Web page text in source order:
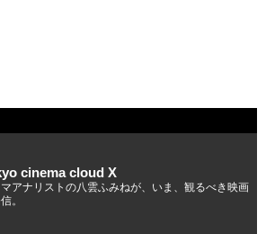
cinema cloud X
アナリストの八雲ふみねが、いま、観るべき映画
。